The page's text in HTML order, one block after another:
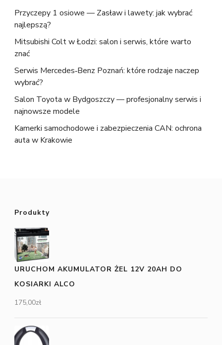
Przyczepy 1 osiowe — Zasław i lawety: jak wybrać
najlepszą?
Mitsubishi Colt w Łodzi: salon i serwis, które warto
znać
Serwis Mercedes‑Benz Poznań: które rodzaje naczep
wybrać?
Salon Toyota w Bydgoszczy — profesjonalny serwis i
najnowsze modele
Kamerki samochodowe i zabezpieczenia CAN: ochrona
auta w Krakowie
Produkty
URUCHOM AKUMULATOR ŻEL 12V 20AH DO
KOSIARKI ALCO
175,00zł